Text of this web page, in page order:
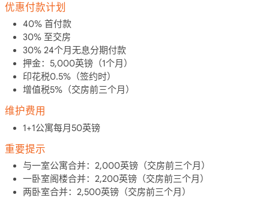
优惠付款计划
40% 首付款
30% 至交房
30% 24个月无息分期付款
押金：5,000英镑（1个月）
印花税0.5%（签约时）
增值税5%（交房前三个月）
维护费用
1+1公寓每月50英镑
重要提示
与一室公寓合并：2,000英镑（交房前三个月）
一卧室阁楼合并：2,200英镑（交房前三个月）
两卧室合并：2,500英镑（交房前三个月）